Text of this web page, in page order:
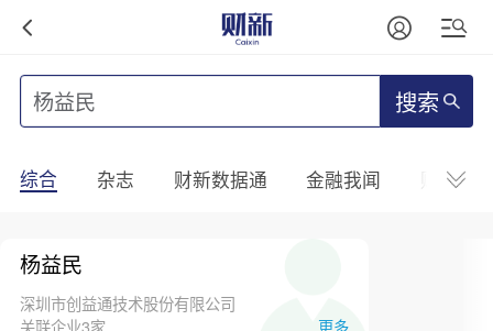
搜索
综合 杂志 财新数据通 金融我闻 财新
杨益民
深圳市创益通技术股份有限公司
关联企业3家
更多